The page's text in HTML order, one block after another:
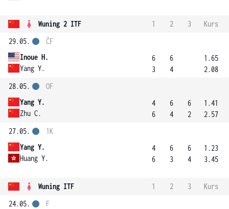
Wuning 2 ITF 1 2 3
Kurs
29.05.
Inoue H.
Yang Y.
ČF
6
3
6
4
1.65
2.08
28.05.
Yang Y.
Zhu C.
OF
4
6
6
4
6
2
1.41
2.57
27.05.
Yang Y.
Huang Y.
1K
4
6
6
3
6
4
1.23
3.45
Wuning ITF 1 2 3
Kurs
24.05.
F